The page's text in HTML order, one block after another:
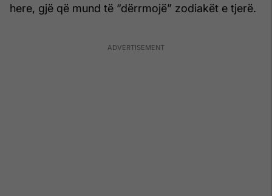
here, gjë që mund të “dërrmojë” zodiakët e tjerë.